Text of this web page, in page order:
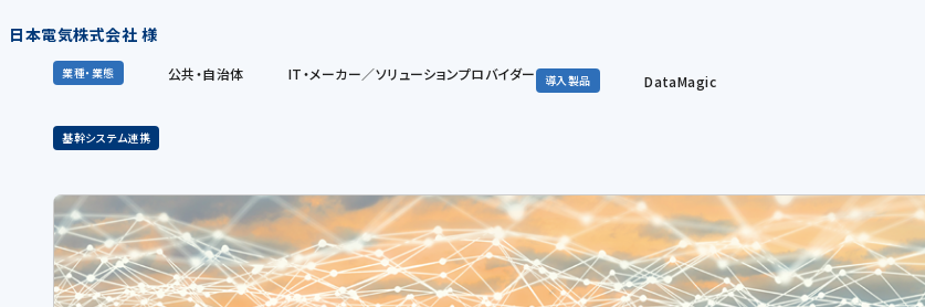
日本電気株式会社 様
業種・業態 公共・自治体 IT・メーカー／ソリューションプロバイダー 導入製品 DataMagic
基幹システム連携